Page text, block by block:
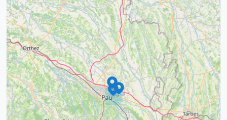
2
12
4
7
16
9